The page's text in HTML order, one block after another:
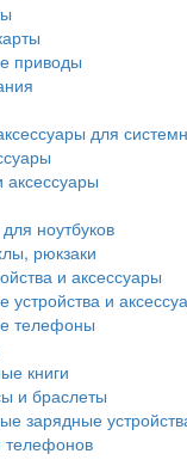
приводы
для
аксессуары
ноутбуков
рюкзаки
и аксессуары
устройства и
телефоны
книги
и браслеты
зарядные
телефонов